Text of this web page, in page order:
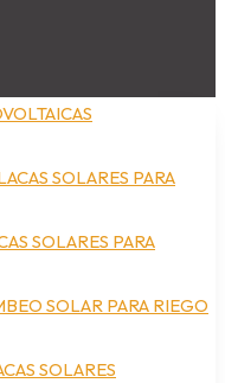
SOLARES PARA
SOLARES PARA
SOLAR PARA RIEGO
SOLARES